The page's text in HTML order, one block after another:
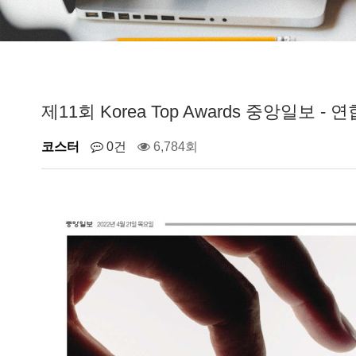
제11회 Korea Top Awards 중앙일보 - 연
코스터 0건 6,784회